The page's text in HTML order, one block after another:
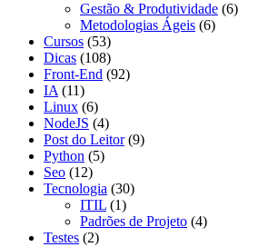
Gestão & Produtividade (6)
Metodologias Ágeis (6)
Cursos (53)
Dicas (108)
Front-End (92)
IA (11)
Linux (6)
NodeJS (4)
Post do Leitor(9)
Python (5)
Seo (12)
Tecnologia (30)
ITIL (1)
Padrões de Projeto (4)
Testes (2)